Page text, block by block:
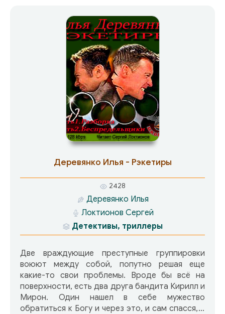
Деревянко Илья - Рэкетиры
2428
Деревянко Илья
Локтионов Сергей
Детективы, триллеры
Две враждующие преступные группировки
воюют между собой, попутно решая еще
какие-то свои проблемы. Вроде бы всё на
поверхности, есть два друга бандита Кирилл и
Мирон. Один нашел в себе мужество
обратиться к Богу и через это, и сам спасся, а